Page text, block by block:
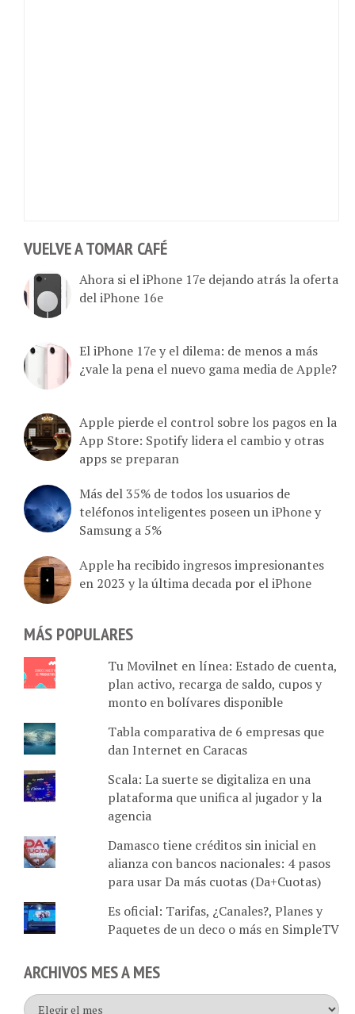
VUELVE A TOMAR CAFÉ
Ahora si el iPhone 17e dejando atrás la oferta
del iPhone 16e
El iPhone 17e y el dilema: de menos a más
¿vale la pena el nuevo gama media de Apple?
Apple pierde el control sobre los pagos en la
App Store: Spotify lidera el cambio y otras
apps se preparan
Más del 35% de todos los usuarios de
teléfonos inteligentes poseen un iPhone y
Samsung a 5%
Apple ha recibido ingresos impresionantes
en 2023 y la última decada por el iPhone
MÁS POPULARES
Tu Movilnet en línea: Estado de cuenta,
plan activo, recarga de saldo, cupos y
monto en bolívares disponible
Tabla comparativa de 6 empresas que
dan Internet en Caracas
Scala: La suerte se digitaliza en una
plataforma que unifica al jugador y la
agencia
Damasco tiene créditos sin inicial en
alianza con bancos nacionales: 4 pasos
para usar Da más cuotas (Da+Cuotas)
Es oficial: Tarifas, ¿Canales?, Planes y
Paquetes de un deco o más en SimpleTV
ARCHIVOS MES A MES
Archivos